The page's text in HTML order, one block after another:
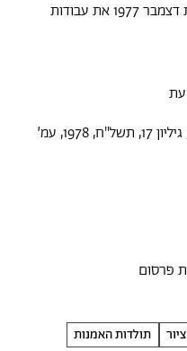
עת
ציור ופיסול, גיליון 17, תשל"ח, 1978, עמ׳
פרסום
ציור תולדות האמנות
גלריה גבעון בתל-אביב הציגה בתחילת דצמבר 1977 את עבודות